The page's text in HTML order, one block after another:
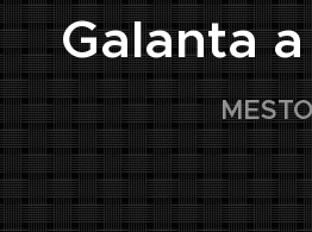
Galanta
MESTO
🏢